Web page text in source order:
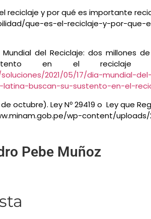
reciclaje y por qué es importante
que-es-el-reciclaje-y-por-que-
Mundial del Reciclaje: dos millones
en el reciclaje
2021/05/17/dia-mundial-
buscan-su-sustento-en-el-
octubre). Ley Nº 29419 o Ley que
wp-content/
Pebe Muñoz